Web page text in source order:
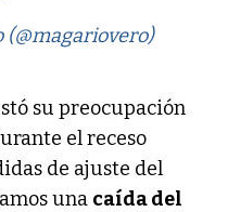
su preocupación
el receso
de ajuste del
una caída del